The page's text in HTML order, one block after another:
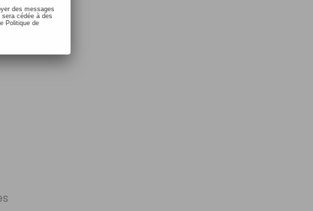
des messages
sera cédée à des
Politique de